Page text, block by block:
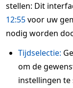
stellen: Dit
12:55voor uw
nodig worden
Tijdselectie:
om de
instellingen